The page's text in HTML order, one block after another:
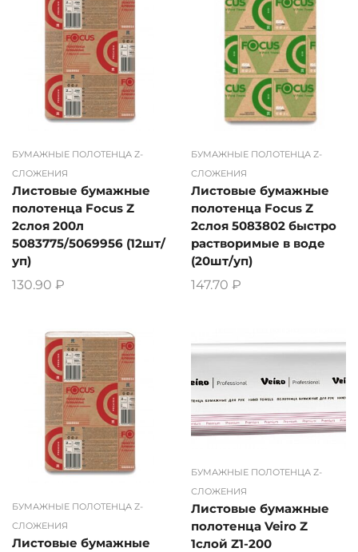
БУМАЖНЫЕ ПОЛОТЕНЦА Z-
СЛОЖЕНИЯ
Листовые бумажные
полотенца Focus Z
2слоя 200л
5083775/5069956 (12шт/
уп)
130.90 ₽
БУМАЖНЫЕ ПОЛОТЕНЦА Z-
СЛОЖЕНИЯ
Листовые бумажные
полотенца Focus Z
2слоя 5083802 быстро
растворимые в воде
(20шт/уп)
147.70 ₽
БУМАЖНЫЕ ПОЛОТЕНЦА Z-
СЛОЖЕНИЯ
Листовые бумажные
БУМАЖНЫЕ ПОЛОТЕНЦА Z-
СЛОЖЕНИЯ
Листовые бумажные
полотенца Veiro Z
1слой Z1-200